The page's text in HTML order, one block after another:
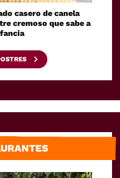
casero de canela
cremoso que sabe a